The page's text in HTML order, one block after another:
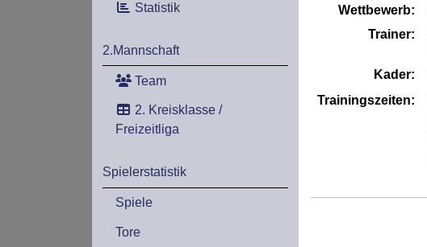
Statistik
2.Mannschaft
Team
2. Kreisklasse /
Freizeitliga
Spielerstatistik
Spiele
Tore
Wettbewerb:
Trainer:
Kader:
Trainingszeiten: